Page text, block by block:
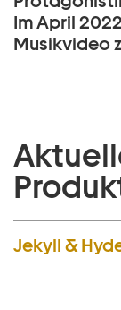
Im April
Musikvideo
Jekyll &